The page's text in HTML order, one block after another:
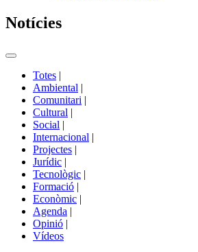
Notícies
Commutador
portals
Totes |
Ambiental |
Comunitari |
Cultural |
Social |
Internacional |
Projectes |
Jurídic |
Tecnològic |
Formació |
Econòmic |
Agenda |
Opinió |
Vídeos